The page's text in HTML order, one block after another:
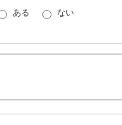
ある ない